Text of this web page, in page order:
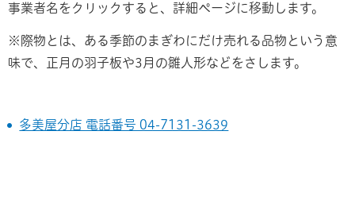
事業者名をクリックすると、詳細ページに移動します。
※際物とは、ある季節のまぎわにだけ売れる品物という意
味で、正月の羽子板や3月の雛人形などをさします。
多美屋分店 電話番号 04-7131-3639